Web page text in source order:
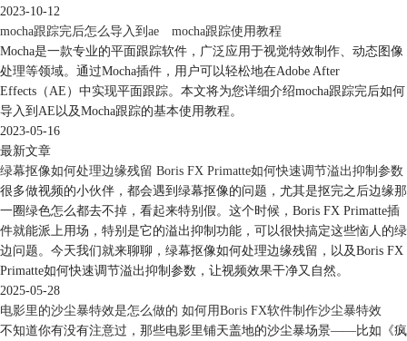
2023-10-12
mocha跟踪完后怎么导入到ae mocha跟踪使用教程
Mocha是一款专业的平面跟踪软件，广泛应用于视觉特效制作、动态图像
处理等领域。通过Mocha插件，用户可以轻松地在Adobe After
Effects（AE）中实现平面跟踪。本文将为您详细介绍mocha跟踪完后如何
导入到AE以及Mocha跟踪的基本使用教程。
2023-05-16
最新文章
绿幕抠像如何处理边缘残留 Boris FX Primatte如何快速调节溢出抑制参数
很多做视频的小伙伴，都会遇到绿幕抠像的问题，尤其是抠完之后边缘那
一圈绿色怎么都去不掉，看起来特别假。这个时候，Boris FX Primatte插
件就能派上用场，特别是它的溢出抑制功能，可以很快搞定这些恼人的绿
边问题。今天我们就来聊聊，绿幕抠像如何处理边缘残留，以及Boris FX
Primatte如何快速调节溢出抑制参数，让视频效果干净又自然。
2025-05-28
电影里的沙尘暴特效是怎么做的 如何用Boris FX软件制作沙尘暴特效
不知道你有没有注意过，那些电影里铺天盖地的沙尘暴场景——比如《疯